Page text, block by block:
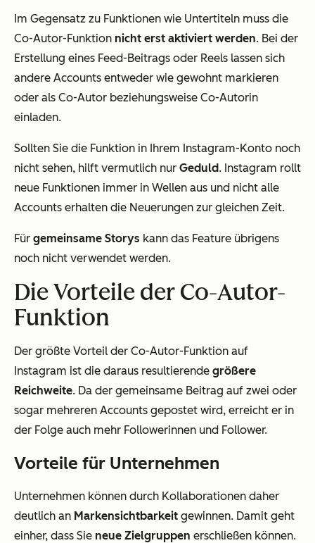
Im Gegensatz zu Funktionen wie Untertiteln muss die
Co-Autor-Funktion nicht erst aktiviert werden. Bei der
Erstellung eines Feed-Beitrags oder Reels lassen sich
andere Accounts entweder wie gewohnt markieren
oder als Co-Autor beziehungsweise Co-Autorin
einladen.
Sollten Sie die Funktion in Ihrem Instagram-Konto noch
nicht sehen, hilft vermutlich nur Geduld. Instagram rollt
neue Funktionen immer in Wellen aus und nicht alle
Accounts erhalten die Neuerungen zur gleichen Zeit.
Für gemeinsame Storys kann das Feature übrigens
noch nicht verwendet werden.
Die Vorteile der Co-Autor-
Funktion
Der größte Vorteil der Co-Autor-Funktion auf
Instagram ist die daraus resultierende größere
Reichweite. Da der gemeinsame Beitrag auf zwei oder
sogar mehreren Accounts gepostet wird, erreicht er in
der Folge auch mehr Followerinnen und Follower.
Vorteile für Unternehmen
Unternehmen können durch Kollaborationen daher
deutlich an Markensichtbarkeit gewinnen. Damit geht
einher, dass Sie neue Zielgruppen erschließen können.